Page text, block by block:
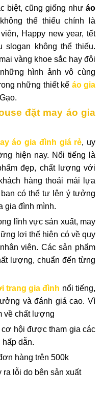
biệt, cũng giống như áo
thể thiếu chính là
Happy new year, tết
không thể thiếu.
vàng khoe sắc hay đôi
hình ảnh vô cùng
những thiết kế áo gia
đặt may áo gia
áo gia đình giá rẻ, uy
hiện nay. Nổi tiếng là
đẹp, chất lượng với
hàng thoải mái lựa
có thể tự lên ý tưởng
gia đình mình.
lĩnh vực sản xuất, may
lợi thế hiện có về quy
viên. Các sản phẩm
lượng, chuẩn đến từng
trang gia đình nổi tiếng,
và đánh giá cao. Vì
về chất lượng
hội được tham gia các
dẫn.
hàng trên 500k
ra lỗi do bên sản xuất